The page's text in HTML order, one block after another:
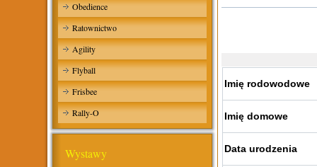
Obedience
Ratownictwo
Agility
Flyball
Frisbee
Rally-O
Wystawy
Imię rodowodowe
Imię domowe
Data urodzenia